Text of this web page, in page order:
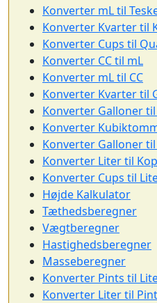
Konverter mL til
Konverter Kvarter til
Konverter Cups til
Konverter CC til mL
Konverter mL til CC
Konverter Kvarter til
Konverter Galloner
Konverter
Konverter Galloner
Konverter Liter til
Konverter Cups til
Højde Kalkulator
Tæthedsberegner
Vægtberegner
Hastighedsberegner
Masseberegner
Konverter Pints til
Konverter Liter til